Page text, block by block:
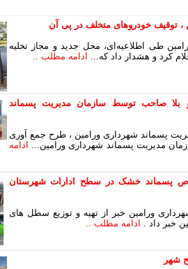
، توقیف خودروهای متخلف در پی آن
طی اطلاعیه‌ای، محل جدید و مجاز تخلیه
کرد و هشدار داد که... ادامه مطلب ..
صاحب توسط سازمان مدیریت پسماند
پسماند شهرداری ورامین ، طرح جمع آوری
مدیریت پسماند شهرداری ورامین... ادامه
پسماند خشک در سطح ادارات شهرستان
ورامین خبر از تهیه و توزیع سطل های
خبر داد . ادامه مطلب ..
شهر